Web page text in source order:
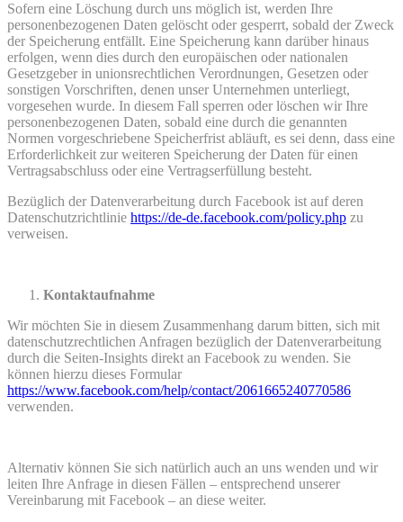
Sofern eine Löschung durch uns möglich ist, werden Ihre
personenbezogenen Daten gelöscht oder gesperrt, sobald der Zweck
der Speicherung entfällt. Eine Speicherung kann darüber hinaus
erfolgen, wenn dies durch den europäischen oder nationalen
Gesetzgeber in unionsrechtlichen Verordnungen, Gesetzen oder
sonstigen Vorschriften, denen unser Unternehmen unterliegt,
vorgesehen wurde. In diesem Fall sperren oder löschen wir Ihre
personenbezogenen Daten, sobald eine durch die genannten
Normen vorgeschriebene Speicherfrist abläuft, es sei denn, dass eine
Erforderlichkeit zur weiteren Speicherung der Daten für einen
Vertragsabschluss oder eine Vertragserfüllung besteht.
Bezüglich der Datenverarbeitung durch Facebook ist auf deren
Datenschutzrichtlinie https://de-de.facebook.com/policy.php zu
verweisen.
Kontaktaufnahme
Wir möchten Sie in diesem Zusammenhang darum bitten, sich mit
datenschutzrechtlichen Anfragen bezüglich der Datenverarbeitung
durch die Seiten-Insights direkt an Facebook zu wenden. Sie
können hierzu dieses Formular
https://www.facebook.com/help/contact/2061665240770586
verwenden.
Alternativ können Sie sich natürlich auch an uns wenden und wir
leiten Ihre Anfrage in diesen Fällen – entsprechend unserer
Vereinbarung mit Facebook – an diese weiter.